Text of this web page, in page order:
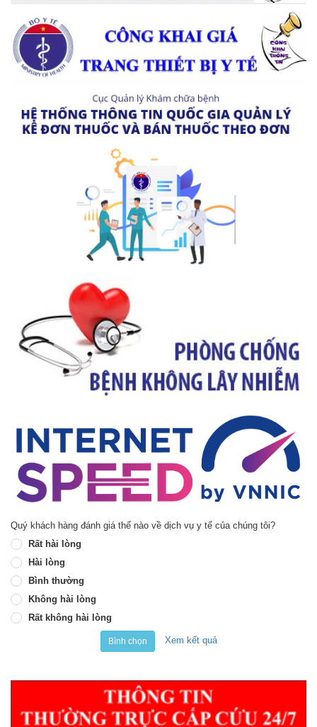
Quý khách hàng đánh giá thế nào về dịch vụ y tế của chúng tôi?
Rất hài lòng
Hài lòng
Bình thường
Không hài lòng
Rất không hài lòng
Bình chọn Xem kết quả